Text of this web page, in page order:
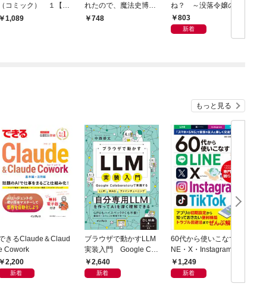
（コミック） １【フ
ルカラー】
1,089
れたので、魔法史博物
館に引きこもります。
748
ね？ ～没落令嬢の案
外楽しい領地改革～
（コミック） １
803
新着
もっと見る
きるClaude＆Claud
Cowork
2,200
新着
ブラウザで動かすLLM
実装入門 Google Col
aboratoryで実践するL
LM・RAG・ファイン
2,640
新着
60代から使いこなすLI
NE・X・Instagram・T
ikTok
1,249
新着